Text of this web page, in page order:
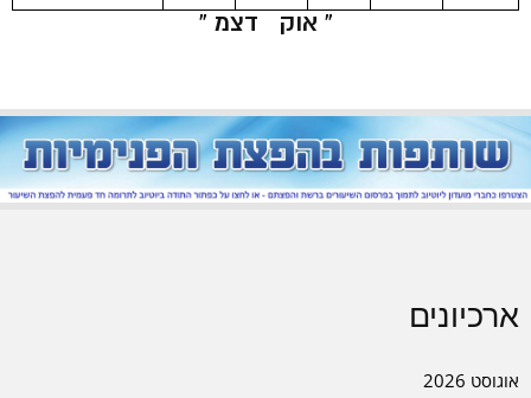
« אוק
דצמ »
ארכיונים
אוגוסט 2026